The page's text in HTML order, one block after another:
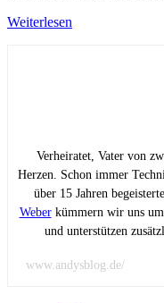
Weiterlesen
Verheiratet, Vater von
Herzen. Schon immer
über 15 Jahren
Weberkümmern wir uns
und unterstützen
www.andysblog.de/